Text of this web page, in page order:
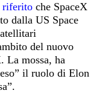
riferito che SpaceX
dalla US Space
del nuovo
La mossa, ha
il ruolo di Elon